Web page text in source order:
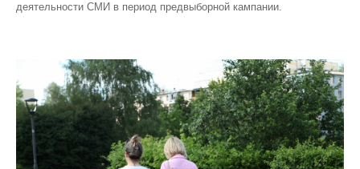
деятельности СМИ в период предвыборной кампании.